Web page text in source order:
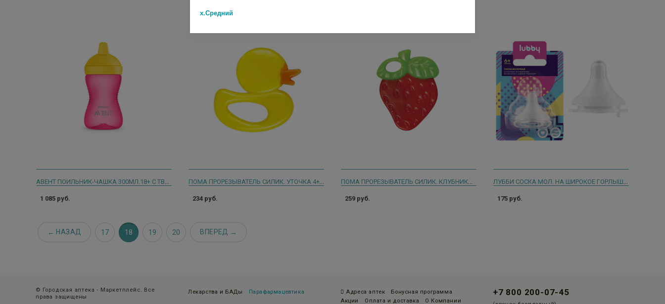
1 085 руб. 234 руб. 259 руб. 175 руб.
НАЗАД 17 18 19 20 ВПЕРЕД
© Городская аптека - Маркетплейс. Все
права защищены
Лекарства и БАДы Парафармацевтика Адреса аптек
Бонусная программа
Акции
Оплата и доставка О Компании
+7 800 200-07-45
х.Средний